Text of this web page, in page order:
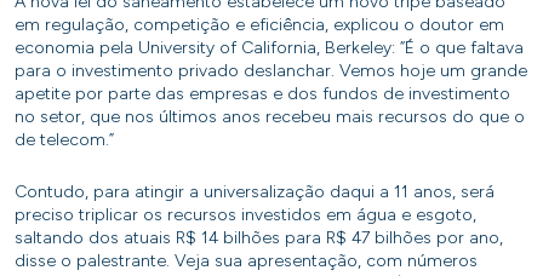
em regulação, competição e eficiência, explicou o doutor em
economia pela University of California, Berkeley: “É o que faltava
para o investimento privado deslanchar. Vemos hoje um grande
apetite por parte das empresas e dos fundos de investimento
no setor, que nos últimos anos recebeu mais recursos do que o
de telecom.”
Contudo, para atingir a universalização daqui a 11 anos, será
preciso triplicar os recursos investidos em água e esgoto,
saltando dos atuais R$ 14 bilhões para R$ 47 bilhões por ano,
disse o palestrante. Veja sua apresentação, com números